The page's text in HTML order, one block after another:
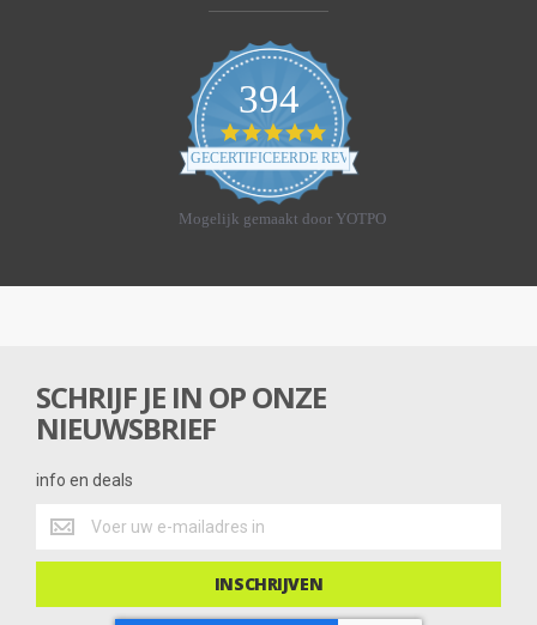
394
4
.
8
GECERTIFICEERDE REVIEWS
Mogelijk gemaakt door YOTPO
SCHRIJF JE IN OP ONZE
NIEUWSBRIEF
info en deals
info
en
deals
INSCHRIJVEN